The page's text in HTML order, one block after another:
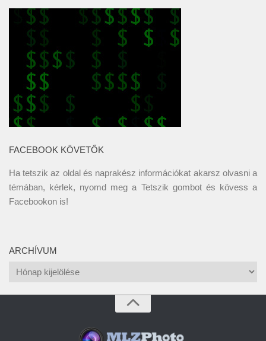
FACEBOOK KÖVETŐK
Ha tetszik az oldal és naprakész információkat akarsz olvasni a
témában, kérlek, nyomd meg a Tetszik gombot és kövess a
Facebookon is!
ARCHÍVUM
Archívum